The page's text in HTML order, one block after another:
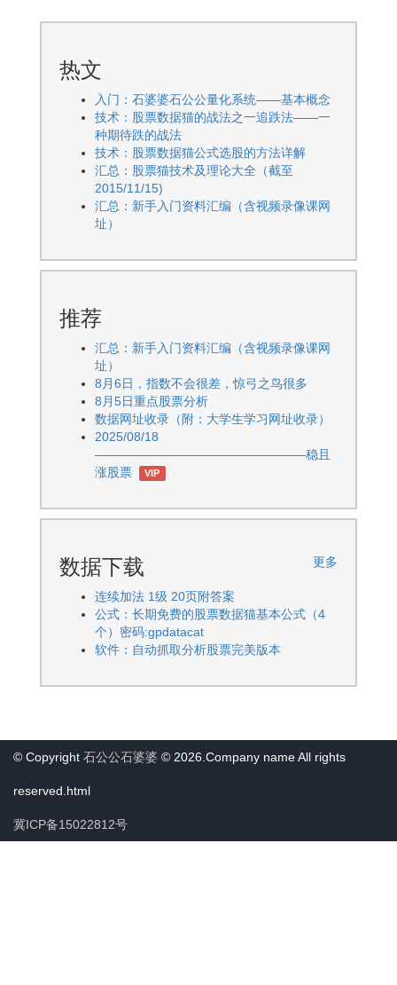
热文
入门：石婆婆石公公量化系统——基本概念
技术：股票数据猫的战法之一追跌法——一
种期待跌的战法
技术：股票数据猫公式选股的方法详解
汇总：股票猫技术及理论大全（截至
2015/11/15)
汇总：新手入门资料汇编（含视频录像课网
址）
推荐
汇总：新手入门资料汇编（含视频录像课网
址）
8月6日，指数不会很差，惊弓之鸟很多
8月5日重点股票分析
数据网址收录（附：大学生学习网址收录）
2025/08/18
—————————————————稳且
涨股票
VIP
更多
数据下载
连续加法 1级 20页附答案
公式：长期免费的股票数据猫基本公式（4
个）密码:gpdatacat
软件：自动抓取分析股票完美版本
© Copyright 石公公石婆婆 © 2026.Company name All rights
reserved.html
冀ICP备15022812号